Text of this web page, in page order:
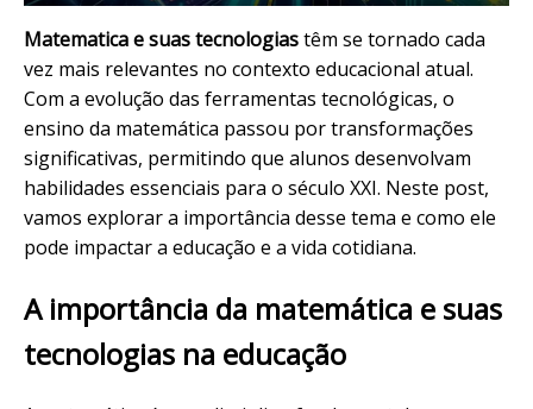
Matematica e suas tecnologiastêm se tornado cada
vez mais relevantes no contexto educacional atual.
Com a evolução das ferramentas tecnológicas, o
ensino da matemática passou por transformações
significativas, permitindo que alunos desenvolvam
habilidades essenciais para o século XXI. Neste post,
vamos explorar a importância desse tema e como ele
pode impactar a educação e a vida cotidiana.
A importância da matemática e suas
tecnologias na educação